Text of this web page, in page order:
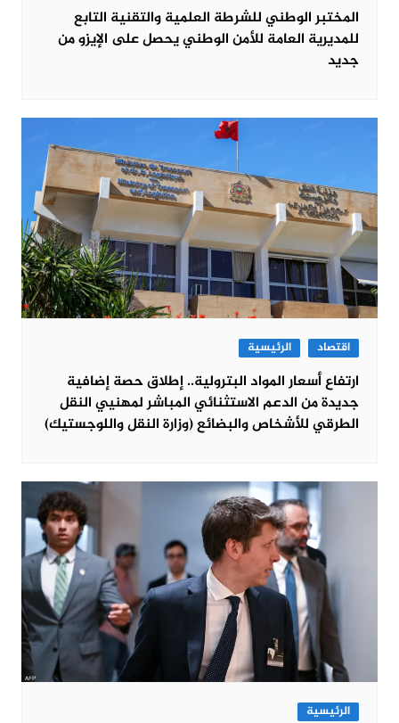
المختبر الوطني للشرطة العلمية والتقنية التابع
للمديرية العامة للأمن الوطني يحصل على الإيزو من
جديد
اقتصاد الرئيسية
ارتفاع أسعار المواد البترولية.. إطلاق حصة إضافية
جديدة من الدعم الاستثنائي المباشر لمهنيي النقل
الطرقي للأشخاص والبضائع (وزارة النقل واللوجستيك)
الرئيسية